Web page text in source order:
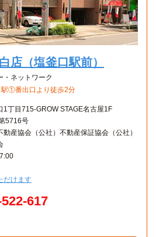
店（塩釜口駅前）
・ネットワーク
駅①番出口より徒歩2分
丁目715-GROW STAGE名古屋1F
5716号
産協会（公社）不動産保証協会（公社）
だけます
617